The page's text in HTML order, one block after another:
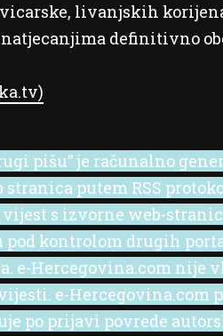
livanjskih
definitivno
pišu” je računalno
stranica putem RSS
vijest s izvorne web-
pod kontrolom drugih
e-Hercegovina.com nije
e-
po prijavi povrede